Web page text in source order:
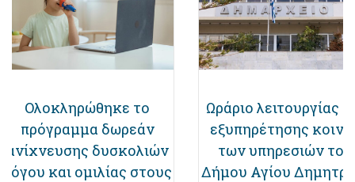
Ολοκληρώθηκε το
πρόγραμμα δωρεάν
ανίχνευσης δυσκολιών
λόγου και ομιλίας στους
Ωράριο λειτουργίας
εξυπηρέτησης
των υπηρεσιών του
Δήμου Αγίου